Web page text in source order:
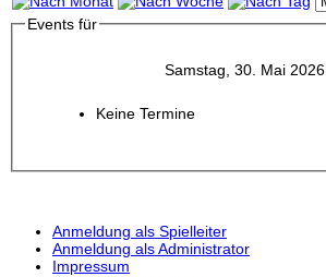
Events für
Samstag, 30. Mai 2026
Keine Termine
Anmeldung als Spielleiter
Anmeldung als Administrator
Impressum